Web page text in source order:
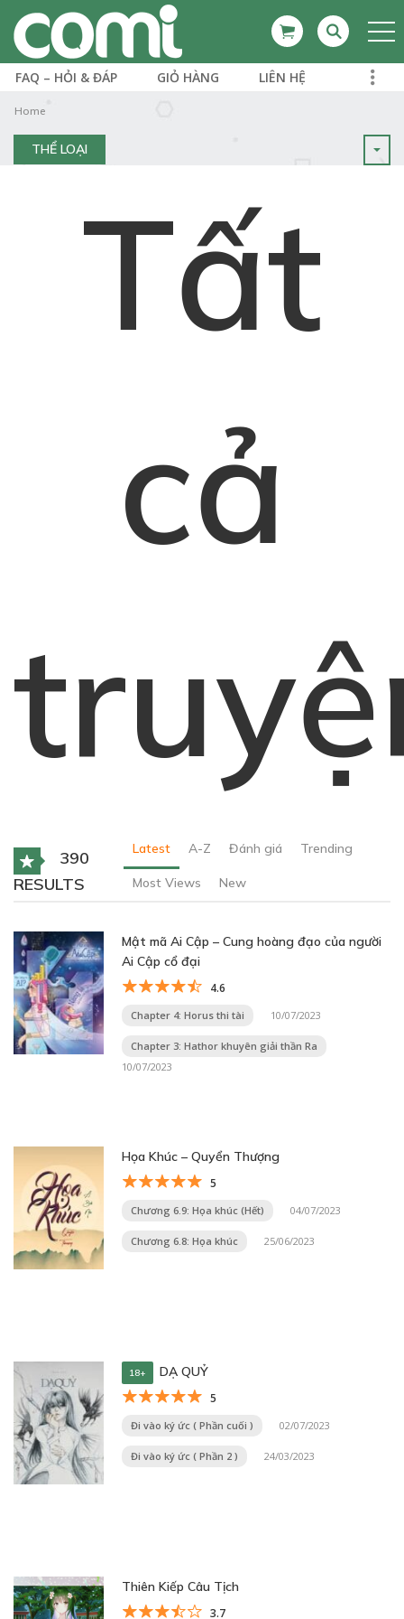
FAQ – HỎI & ĐÁP GIỎ HÀNG LIÊN HỆ
Home
THỂ LOẠI
Tất
cả
390
RESULTS
Latest A-Z Đánh giá Trending
Most Views New
Mật mã Ai Cập – Cung hoàng đạo của người
Ai Cập cổ đại
4.6
Chapter 4: Horus thi tài 10/07/2023
Chapter 3: Hathor khuyên giải thần Ra
10/07/2023
Họa Khúc – Quyển Thượng
5
Chương 6.9: Họa khúc (Hết) 04/07/2023
Chương 6.8: Họa khúc 25/06/2023
18+ DẠ QUỶ
5
Đi vào ký ức ( Phần cuối ) 02/07/2023
Đi vào ký ức ( Phần 2 ) 24/03/2023
Thiên Kiếp Câu Tịch
3.7